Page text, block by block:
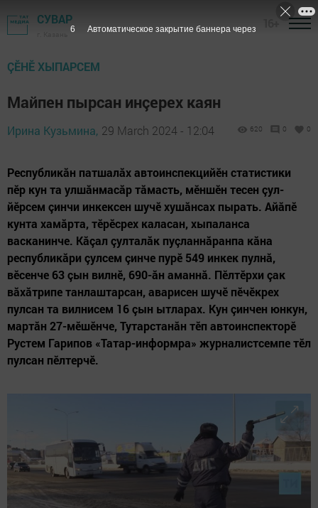
СУВАР
ÇӖНӖ ХЫПАРСЕМ
Майпен пырсан инçерех каян
Ирина Кузьмина, 29 March 2024 - 12:04 620 0 0
Республикăн патшалăх автоинспекцийӗн статистики
пӗр кун та улшăнмасăр тăмасть, мӗншӗн тесен çул-
йӗрсем çинчи инкексен шучӗ хушăнсах пырать. Айăпӗ
кунта хамăрта, тӗрӗсрех каласан, хыпаланса
васканинче. Кăçал çулталăк пуçланнăранпа кăна
республикăри çулсем çинче пурӗ 549 инкек пулнă,
вӗсенче 63 çын вилнӗ, 690-ăн аманнă. Пӗлтӗрхи çак
вăхăтрипе танлаштарсан, аварисен шучӗ пӗчӗкрех
пулсан та вилнисем 16 çын ытларах. Кун çинчен юнкун,
мартăн 27-мӗшӗнче, Тутарстанăн тӗп автоинспекторӗ
Рустем Гарипов «Татар-информра» журналистсемпе тӗл
пулсан пӗлтерчӗ.
4 Автоматическое закрытие баннера через